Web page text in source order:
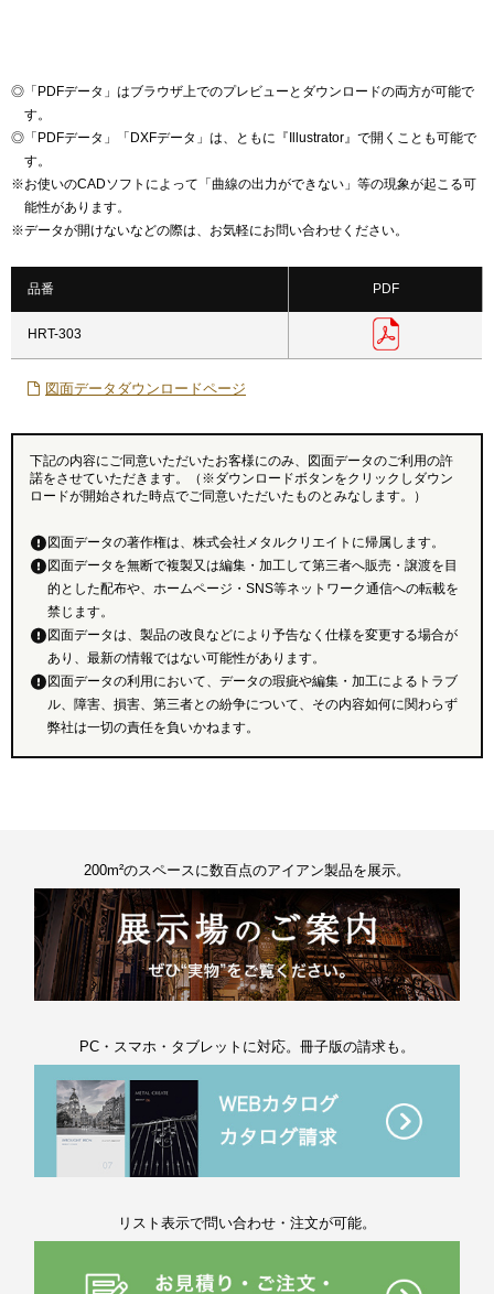
◎ 「PDFデータ」はブラウザ上でのプレビューとダウンロードの両方が可能で
す。
◎ 「PDFデータ」「DXFデータ」は、ともに『Illustrator』で開くことも可能で
す。
※お使いのCADソフトによって「曲線の出力ができない」等の現象が起こる可
能性があります。
※データが開けないなどの際は、お気軽にお問い合わせください。
品番 PDF
HRT-303
図面データダウンロードページ
下記の内容にご同意いただいたお客様にのみ、図面データのご利用の許
諾をさせていただきます。（※ダウンロードボタンをクリックしダウン
ロードが開始された時点でご同意いただいたものとみなします。）
図面データの著作権は、株式会社メタルクリエイトに帰属します。
図面データを無断で複製又は編集・加工して第三者へ販売・譲渡を目
的とした配布や、ホームページ・SNS等ネットワーク通信への転載を
禁じます。
図面データは、製品の改良などにより予告なく仕様を変更する場合が
あり、最新の情報ではない可能性があります。
図面データの利用において、データの瑕疵や編集・加工によるトラブ
ル、障害、損害、第三者との紛争について、その内容如何に関わらず
弊社は一切の責任を負いかねます。
200m²のスペースに数百点のアイアン製品を展示。
PC・スマホ・タブレットに対応。冊子版の請求も。
リスト表示で問い合わせ・注文が可能。